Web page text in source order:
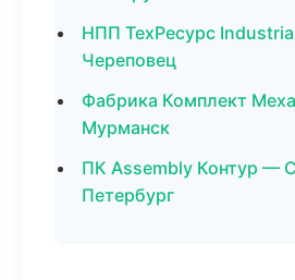
НПП ТехРесурс
Череповец
Фабрика Комплект
Мурманск
ПК Assembly Контур —
Петербург